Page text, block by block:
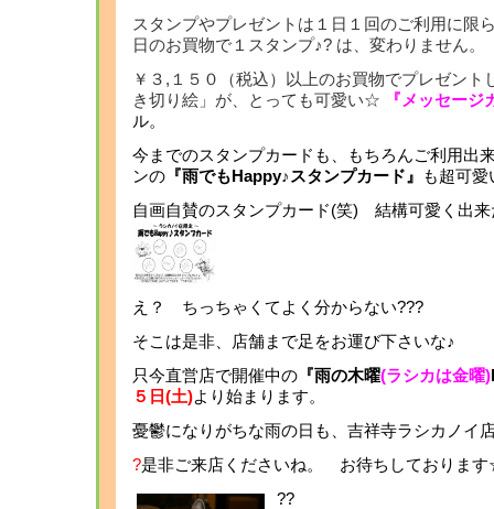
スタンプやプレゼントは１日１回のご利用に限
日のお買物で１スタンプ♪? は、変わりません。
￥３,１５０（税込）以上のお買物でプレゼント
き切り絵」が、とっても可愛い☆
『メッセージ
ル。
今までのスタンプカードも、もちろんご利用出
ンの 『雨でもHappy♪スタンプカード』
も超可愛
自画自賛のスタンプカード(笑) 結構可愛く出
え？ ちっちゃくてよく分からない???
そこは是非、店舗まで足をお運び下さいな♪
只今直営店で開催中の 『雨の木曜(ラシカは金曜)
５日(土)より始まり ます。
憂鬱になりがちな雨の日も、吉祥寺ラシカノ
?是非ご来店くださいね。 お待ちしておりま
??